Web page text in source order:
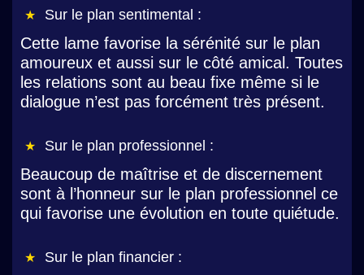
Sur le plan sentimental :
Cette lame favorise la sérénité sur le plan
amoureux et aussi sur le côté amical. Toutes
les relations sont au beau fixe même si le
dialogue n’est pas forcément très présent.
Sur le plan professionnel :
Beaucoup de maîtrise et de discernement
sont à l’honneur sur le plan professionnel ce
qui favorise une évolution en toute quiétude.
Sur le plan financier :